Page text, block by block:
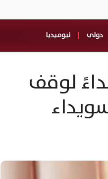
دولي نيوميديا
لوقف